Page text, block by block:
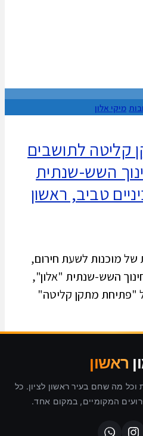
מיקי אלון
קליטה לתושבים
השש-שנתית
טביב, ראשון
של מוכנות לשעת חירום,
השש-שנתית "אלון",
"פתיחת מתקן קליטה"
ראשון
מה שחם בעיר ראשון לציון. כל
המקומיים, במקום אחד.